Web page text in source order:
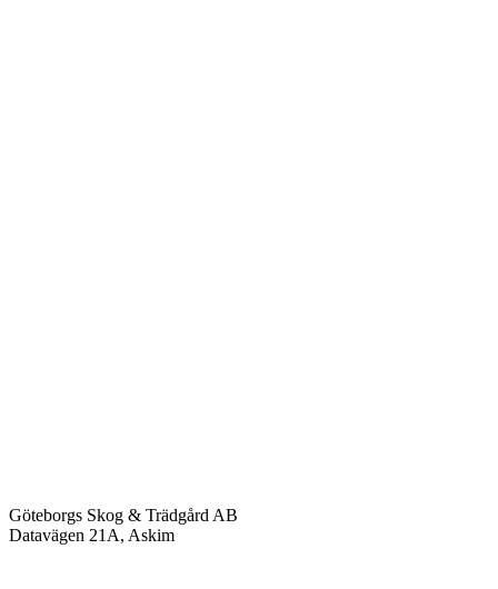
Göteborgs Skog & Trädgård AB
Datavägen 21A, Askim